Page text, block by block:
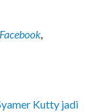
Facebook,
Kutty jadi